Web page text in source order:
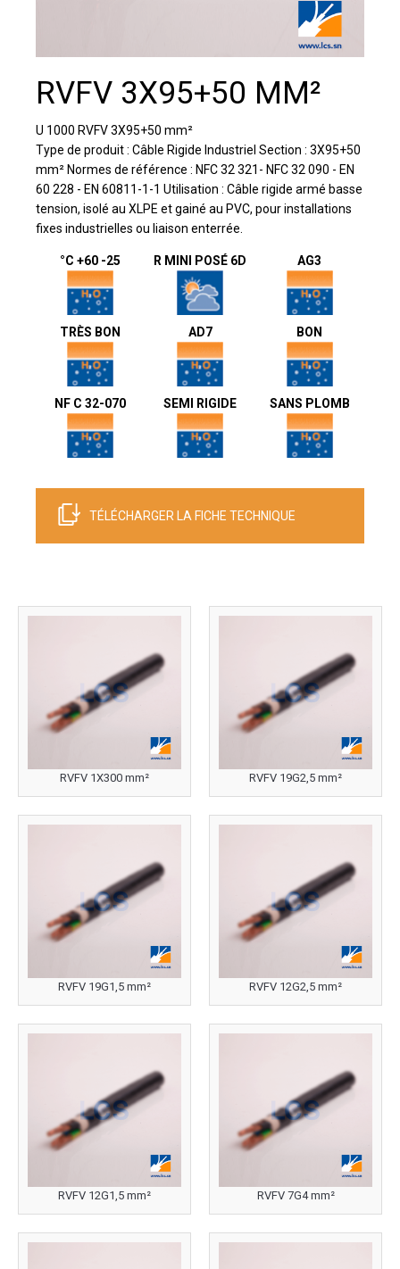
RVFV 3X95+50 MM²
U 1000 RVFV 3X95+50 mm²
Type de produit : Câble Rigide Industriel Section : 3X95+50
mm² Normes de référence : NFC 32 321- NFC 32 090 - EN
60 228 - EN 60811-1-1 Utilisation : Câble rigide armé basse
tension, isolé au XLPE et gainé au PVC, pour installations
fixes industrielles ou liaison enterrée.
°C +60 -25 R MINI POSÉ 6D AG3
TRÈS BON AD7 BON
NF C 32-070 SEMI RIGIDE SANS PLOMB
TÉLÉCHARGER LA FICHE TECHNIQUE
RVFV 1X300 mm² RVFV 19G2,5 mm²
RVFV 19G1,5 mm² RVFV 12G2,5 mm²
RVFV 12G1,5 mm² RVFV 7G4 mm²